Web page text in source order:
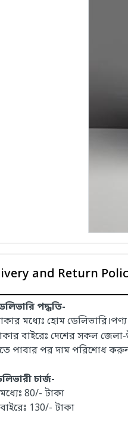
and Return
পদ্ধতি-
মধ্যেঃ হোম
বাইরেঃ দেশের সকল
পাবার পর দাম পরিশোধ
চার্জ-
80/- টাকা
130/- টাকা